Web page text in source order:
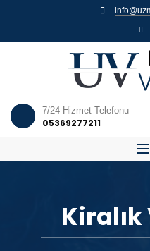
7/24 Hizmet Telefonu
05369277211